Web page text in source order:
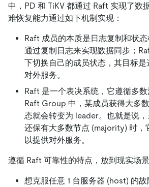
中，PD 和 TiKV 都通过 Raft 实现了数
难恢复能力通过如下机制实现：
Raft 成员的本质是日志复制和状
通过复制日志来实现数据同步；
下切换自己的成员状态，其目标
对外服务。
Raft 是一个表决系统，它遵循多
Raft Group 中，某成员获得大多
态就会转变为 leader。也就是说
还保有大多数节点 (majority) 时，
以提供对外服务。
遵循 Raft 可靠性的特点，放到现实场景
想克服任意 1 台服务器 (host) 的